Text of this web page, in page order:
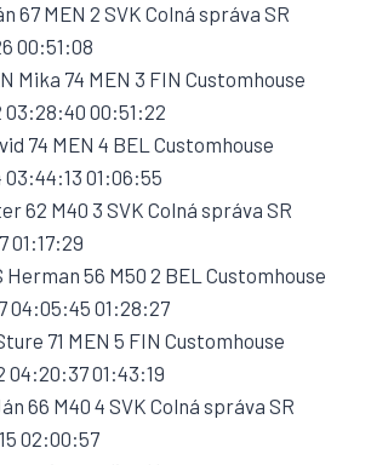
67 MEN 2 SVK Colná správa SR
00:51:08
Mika 74 MEN 3 FIN Customhouse
03:28:40 00:51:22
74 MEN 4 BEL Customhouse
03:44:13 01:06:55
62 M40 3 SVK Colná správa SR
01:17:29
Herman 56 M50 2 BEL Customhouse
04:05:45 01:28:27
71 MEN 5 FIN Customhouse
04:20:37 01:43:19
66 M40 4 SVK Colná správa SR
02:00:57